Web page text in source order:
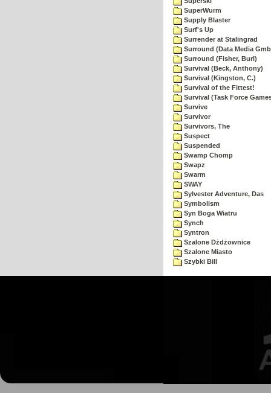
SuperWurm
Supply Blaster
Surf's Up
Surrender at Stalingrad
Surround (Data Media
Surround (Fisher, Burl)
Survival (Beck, Anthony)
Survival (Kingston, C.)
Survival of the Fittest!
Survival (Task Force
Survive
Survivor
Survivors, The
Suspect
Suspended
Swamp Chomp
Swapz
Swarm
SWAY
Sylvester Adventure, Das
Symbolism
Syn Boga Wiatru
Synch
Syntron
Szalone Dżdżownice
Szalone Miasto
Szybki Bill